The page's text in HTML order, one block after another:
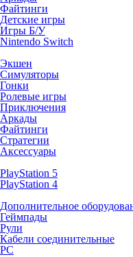
Файтинги
Детские игры
Игры Б/У
Nintendo Switch
Экшен
Симуляторы
Гонки
Ролевые игры
Приключения
Аркады
Файтинги
Стратегии
Аксессуары
PlayStation 5
PlayStation 4
Дополнительное
Геймпады
Рули
Кабели соединительные
PC